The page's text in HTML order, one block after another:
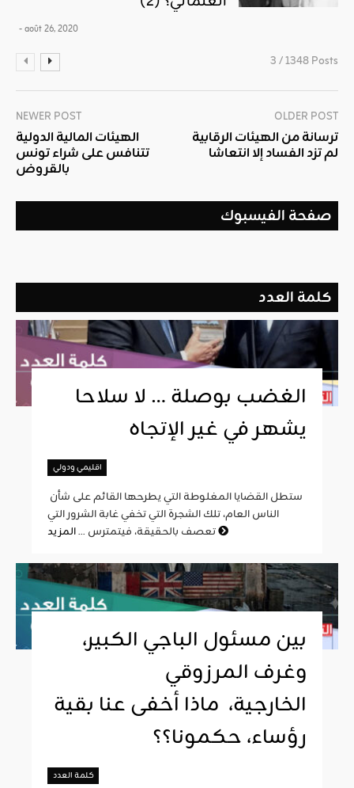
- août 26, 2020
3 / 1348 Posts
NEWER POST
الهيئات المالية الدولية
تتنافس على شراء تونس
بالقروض
OLDER POST
ترسانة من الهيئات الرقابية
لم تزد الفساد إلا انتعاشا
صفحة الفيسبوك
كلمة العدد
الغضب بوصلة … لا سلاحا
يشهر في غير الإتجاه
اقليمي ودولي
الناس العام، تلك الشجرة التي تخفي غابة الشرور التي
تعصف بالحقيقة، فيتمترس ...
بين مسئول الباجي الكبير،
وغرف المرزوقي
الخارجية، ماذا أخفى عنا بقية
رؤساء، حكمونا؟؟
كلمة العدد